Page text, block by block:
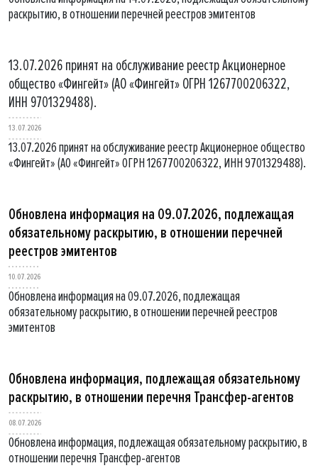
раскрытию, в отношении перечней реестров эмитентов
13.07.2026 принят на обслуживание реестр Акционерное
общество «Фингейт» (АО «Фингейт» ОГРН 1267700206322,
ИНН 9701329488).
13.07.2026
13.07.2026 принят на обслуживание реестр Акционерное общество
«Фингейт» (АО «Фингейт» ОГРН 1267700206322, ИНН 9701329488).
Обновлена информация на 09.07.2026, подлежащая
обязательному раскрытию, в отношении перечней
реестров эмитентов
10.07.2026
Обновлена информация на 09.07.2026, подлежащая
обязательному раскрытию, в отношении перечней реестров
эмитентов
Обновлена информация, подлежащая обязательному
раскрытию, в отношении перечня Трансфер-агентов
08.07.2026
Обновлена информация, подлежащая обязательному раскрытию, в
отношении перечня Трансфер-агентов